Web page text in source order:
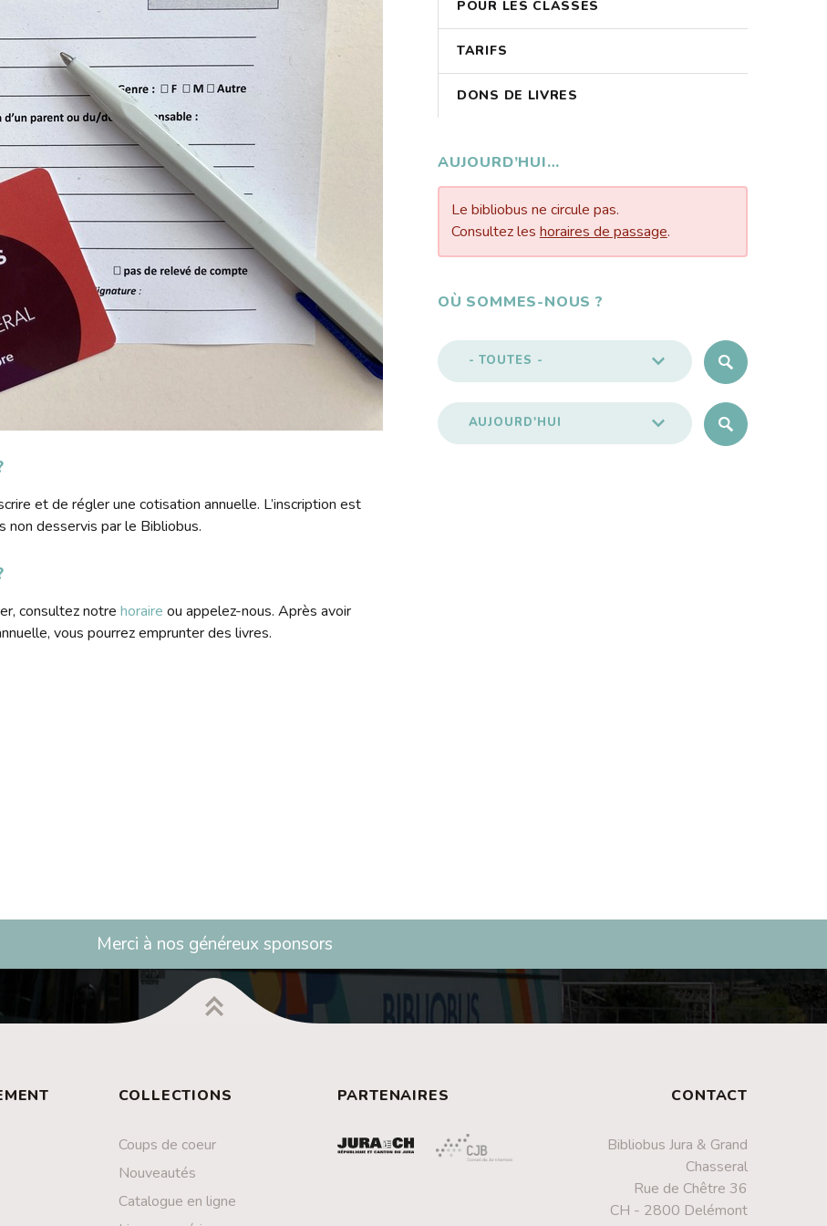
et de régler une cotisation annuelle. L’inscription est
non desservis par le Bibliobus.
consultez notre horaire ou appelez-nous. Après avoir
vous pourrez emprunter des livres.
POUR LES CLASSES
TARIFS
DONS DE LIVRES
AUJOURD’HUI…
Le bibliobus ne circule pas.
Consultez leshoraires de passage.
OÙ SOMMES-NOUS ?
- TOUTES -
AUJOURD'HUI
Merci à nos généreux sponsors
COLLECTIONS
Coups de coeur
Nouveautés
Catalogue en ligne
PARTENAIRES CONTACT
Bibliobus Jura & Grand
Chasseral
Rue de Chêtre 36
CH - 2800 Delémont